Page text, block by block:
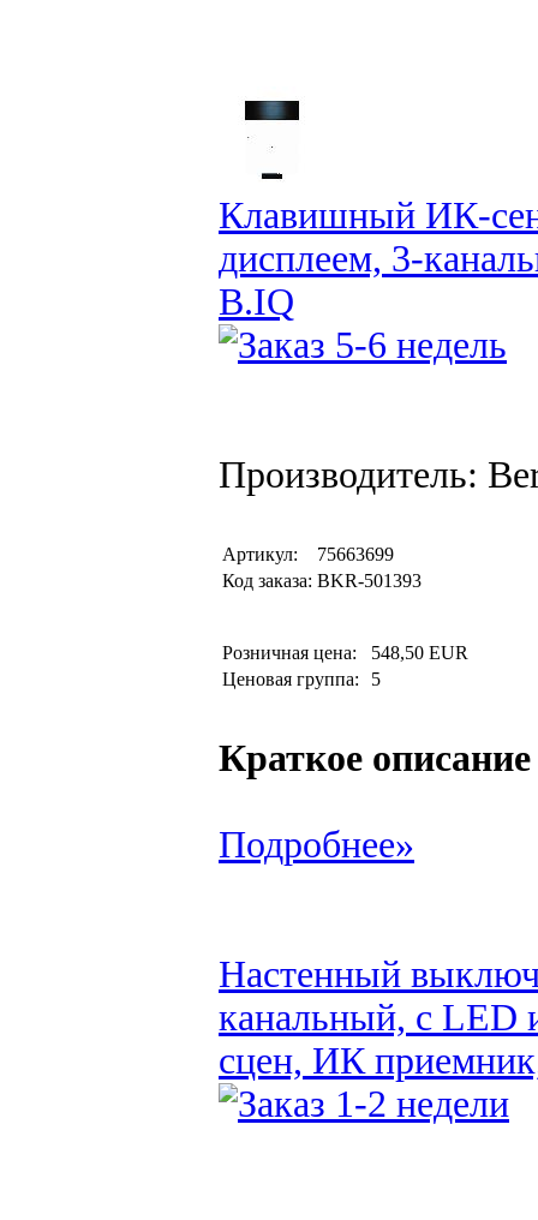
Клавишный ИК-
дисплеем, 3-
B.IQ
Производитель:
Артикул:
75663699
Код заказа: BKR-501393
Розничная цена:
548,50 EUR
Ценовая группа:
5
Краткое описание
Подробнее»
Настенный
канальный, с LED
сцен, ИК